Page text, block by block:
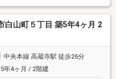
白山町５丁目 築5年4ヶ月 2
中央本線 高蔵寺駅 徒歩26分
年4ヶ月 / 2階建